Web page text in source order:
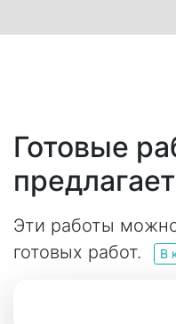
Готовые
Эти работы
готовых работ.
В